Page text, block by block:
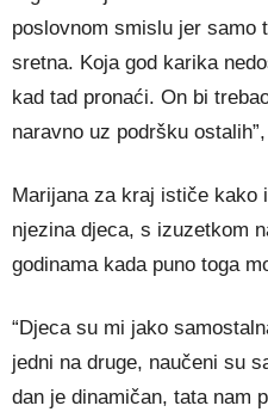
poslovnom smislu jer samo
sretna. Koja god karika
kad tad pronaći. On bi
naravno uz podršku
Marijana za kraj ističe kako
njezina djeca, s izuzetkom
godinama kada puno toga
“Djeca su mi jako
jedni na druge, naučeni su
dan je dinamičan, tata nam